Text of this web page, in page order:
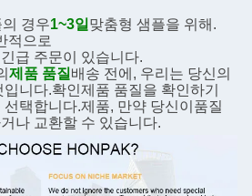
경우1~3일 맞춤형 샘플을 위해.
적으로
긴급 주문이 있습니다.
제품 품질 배송 전에, 우리는 당신의
입니다.확인 제품 품질을 확인하기
선택합니다.제품, 만약 당신이 품질
나 교환할 수 있습니다.